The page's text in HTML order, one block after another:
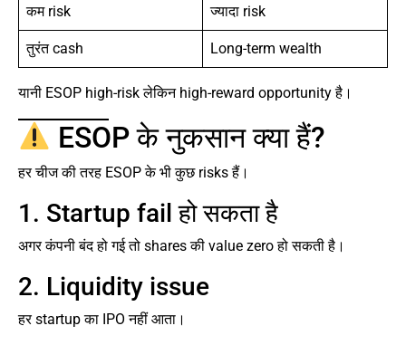
कम risk ज्यादा risk
तुरंत cash Long-term wealth
यानी ESOP high-risk लेकिन high-reward opportunity है।
ESOP के नुकसान क्या हैं?
हर चीज की तरह ESOP के भी कुछ risks हैं।
1. Startup fail हो सकता है
अगर कंपनी बंद हो गई तो shares की value zero हो सकती है।
2. Liquidity issue
हर startup का IPO नहीं आता।